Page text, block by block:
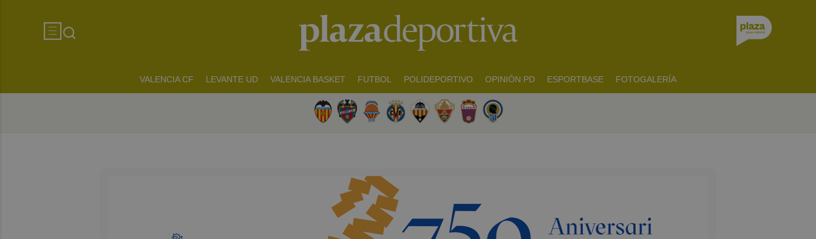
VALENCIA CF LEVANTE UD VALENCIA BASKET FUTBOL POLIDEPORTIVO OPINIÓN PD ESPORTBASE FOTOGALERÍA